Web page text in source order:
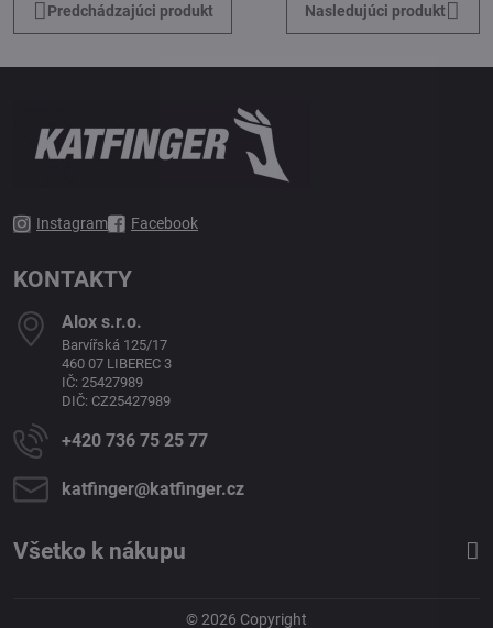
Predchádzajúci produkt Nasledujúci produkt
Instagram Facebook
KONTAKTY
Alox s​.r​.o​.
Barvířská 125/17
460 07 LIBEREC 3
IČ: 25427989
DIČ: CZ25427989
+420 736 75 25 77
katfinger​@katfinger​.cz
Všetko k nákupu
©2026 Copyright